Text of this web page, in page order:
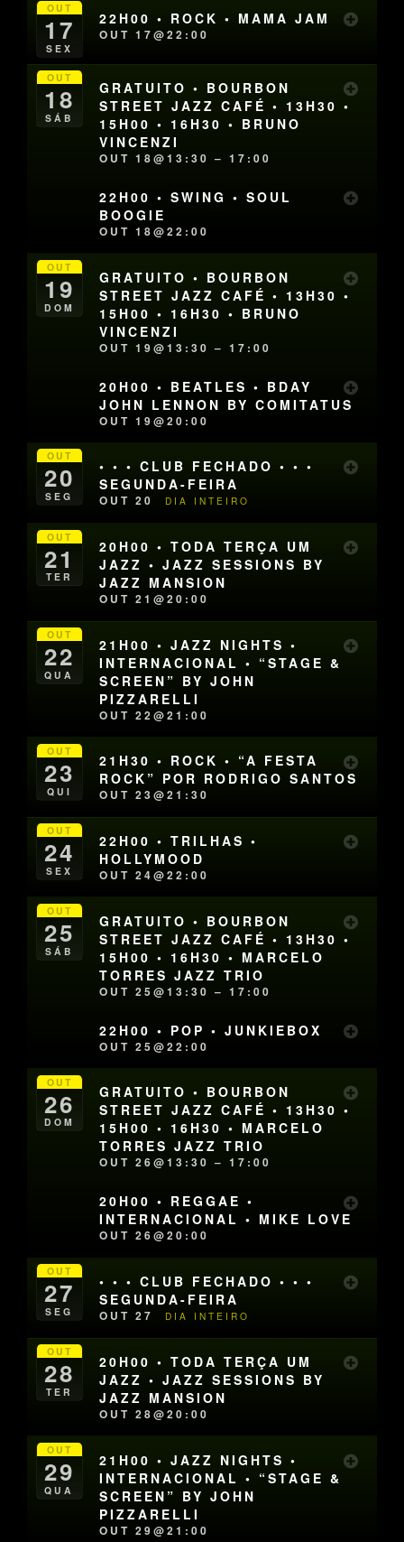
OUT
17
SEX
22H00 • ROCK • MAMA JAM
OUT 17@22:00
OUT
18
SÁB
GRATUITO • BOURBON
STREET JAZZ CAFÉ • 13H30 •
15H00 • 16H30 • BRUNO
VINCENZI
OUT 18@13:30 – 17:00
22H00 • SWING • SOUL
BOOGIE
OUT 18@22:00
OUT
19
DOM
GRATUITO • BOURBON
STREET JAZZ CAFÉ • 13H30 •
15H00 • 16H30 • BRUNO
VINCENZI
OUT 19@13:30 – 17:00
20H00 • BEATLES • BDAY
JOHN LENNON BY COMITATUS
OUT 19@20:00
OUT
20
SEG
• • • CLUB FECHADO • • •
SEGUNDA-FEIRA
OUT 20 DIA INTEIRO
OUT
21
TER
20H00 • TODA TERÇA UM
JAZZ • JAZZ SESSIONS BY
JAZZ MANSION
OUT 21@20:00
OUT
22
QUA
21H00 • JAZZ NIGHTS •
INTERNACIONAL • “STAGE &
SCREEN” BY JOHN
PIZZARELLI
OUT 22@21:00
OUT
23
QUI
21H30 • ROCK • “A FESTA
ROCK” POR RODRIGO SANTOS
OUT 23@21:30
OUT
24
SEX
22H00 • TRILHAS •
HOLLYMOOD
OUT 24@22:00
OUT
25
SÁB
GRATUITO • BOURBON
STREET JAZZ CAFÉ • 13H30 •
15H00 • 16H30 • MARCELO
TORRES JAZZ TRIO
OUT 25@13:30 – 17:00
22H00 • POP • JUNKIEBOX
OUT 25@22:00
OUT
26
DOM
GRATUITO • BOURBON
STREET JAZZ CAFÉ • 13H30 •
15H00 • 16H30 • MARCELO
TORRES JAZZ TRIO
OUT 26@13:30 – 17:00
20H00 • REGGAE •
INTERNACIONAL • MIKE LOVE
OUT 26@20:00
OUT
27
SEG
• • • CLUB FECHADO • • •
SEGUNDA-FEIRA
OUT 27 DIA INTEIRO
OUT
28
TER
20H00 • TODA TERÇA UM
JAZZ • JAZZ SESSIONS BY
JAZZ MANSION
OUT 28@20:00
OUT
29
QUA
21H00 • JAZZ NIGHTS •
INTERNACIONAL • “STAGE &
SCREEN” BY JOHN
PIZZARELLI
OUT 29@21:00